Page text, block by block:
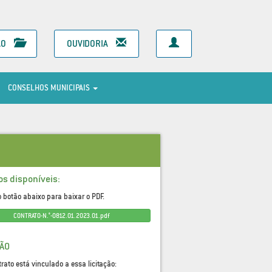
OUVIDORIA
CONSELHOS MUNICIPAIS
disponíveis:
botão abaixo para baixar o PDF.
CONTRATO-N.°-0812.01.2023.01.pdf
está vinculado a essa licitação: